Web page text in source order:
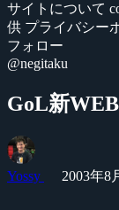
サイトについて
供 プライバシー
フォロー
@negitaku
GoL新
Yossy 2003年8